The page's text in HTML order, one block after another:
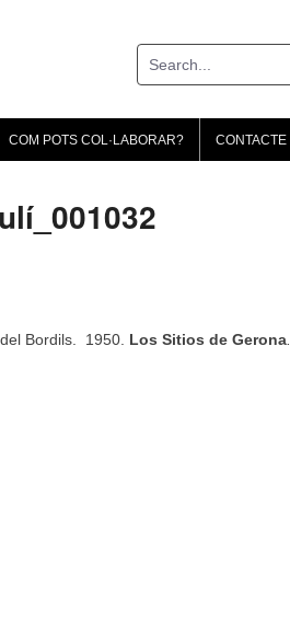
COM POTS COL·LABORAR? CONTACTE
Bordils. 1950. Los Sitios de Gerona.